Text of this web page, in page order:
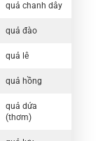
quả chanh dây
quả đào
quả lê
quả hồng
quả dứa
(thơm)